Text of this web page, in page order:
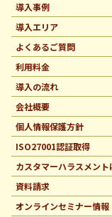
導入事例
導入エリア
よくあるご質問
利用料金
導入の流れ
会社概要
個人情報保護方針
ISO27001認証取得
カスタマーハラスメント
資料請求
オンラインセミナー情報